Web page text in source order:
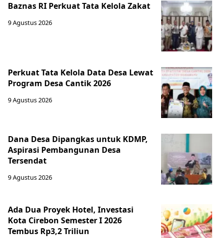
Baznas RI Perkuat Tata Kelola Zakat
9 Agustus 2026
Perkuat Tata Kelola Data Desa Lewat
Program Desa Cantik 2026
9 Agustus 2026
Dana Desa Dipangkas untuk KDMP,
Aspirasi Pembangunan Desa
Tersendat
9 Agustus 2026
Ada Dua Proyek Hotel, Investasi
Kota Cirebon Semester I 2026
Tembus Rp3,2 Triliun